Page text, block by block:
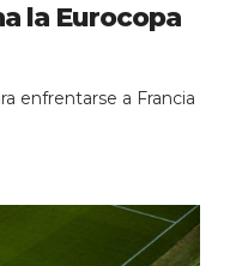
la Eurocopa
enfrentarse a Francia